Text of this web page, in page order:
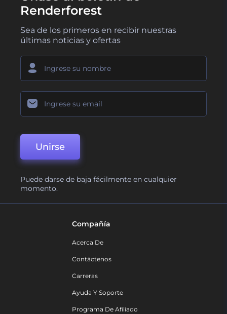
Renderforest
Sea de los primeros en recibir nuestras
últimas noticias y ofertas
Unirse
Puede darse de baja fácilmente en cualquier
momento.
Compañía
Acerca De
Contáctenos
Carreras
Ayuda Y Soporte
Programa De Afiliado